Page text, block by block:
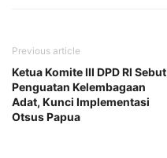
Previous article
Ketua Komite III DPD RI Sebut
Penguatan Kelembagaan
Adat, Kunci Implementasi
Otsus Papua